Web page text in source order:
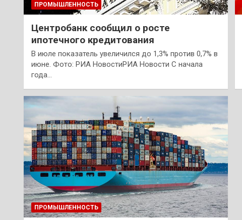
ПРОМЫШЛЕННОСТЬ
Центробанк сообщил о росте
ипотечного кредитования
В июле показатель увеличился до 1,3% против 0,7% в
июне. Фото: РИА НовостиРИА Новости С начала
года…
ПРОМЫШЛЕННОСТЬ